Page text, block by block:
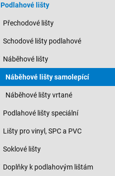
Podlahové lišty
Přechodové lišty
Schodové lišty podlahové
Náběhové lišty
Náběhové lišty samolepící
Náběhové lišty vrtané
Podlahové lišty speciální
Lišty pro vinyl, SPC a PVC
Soklové lišty
Doplňky k podlahovým lištám